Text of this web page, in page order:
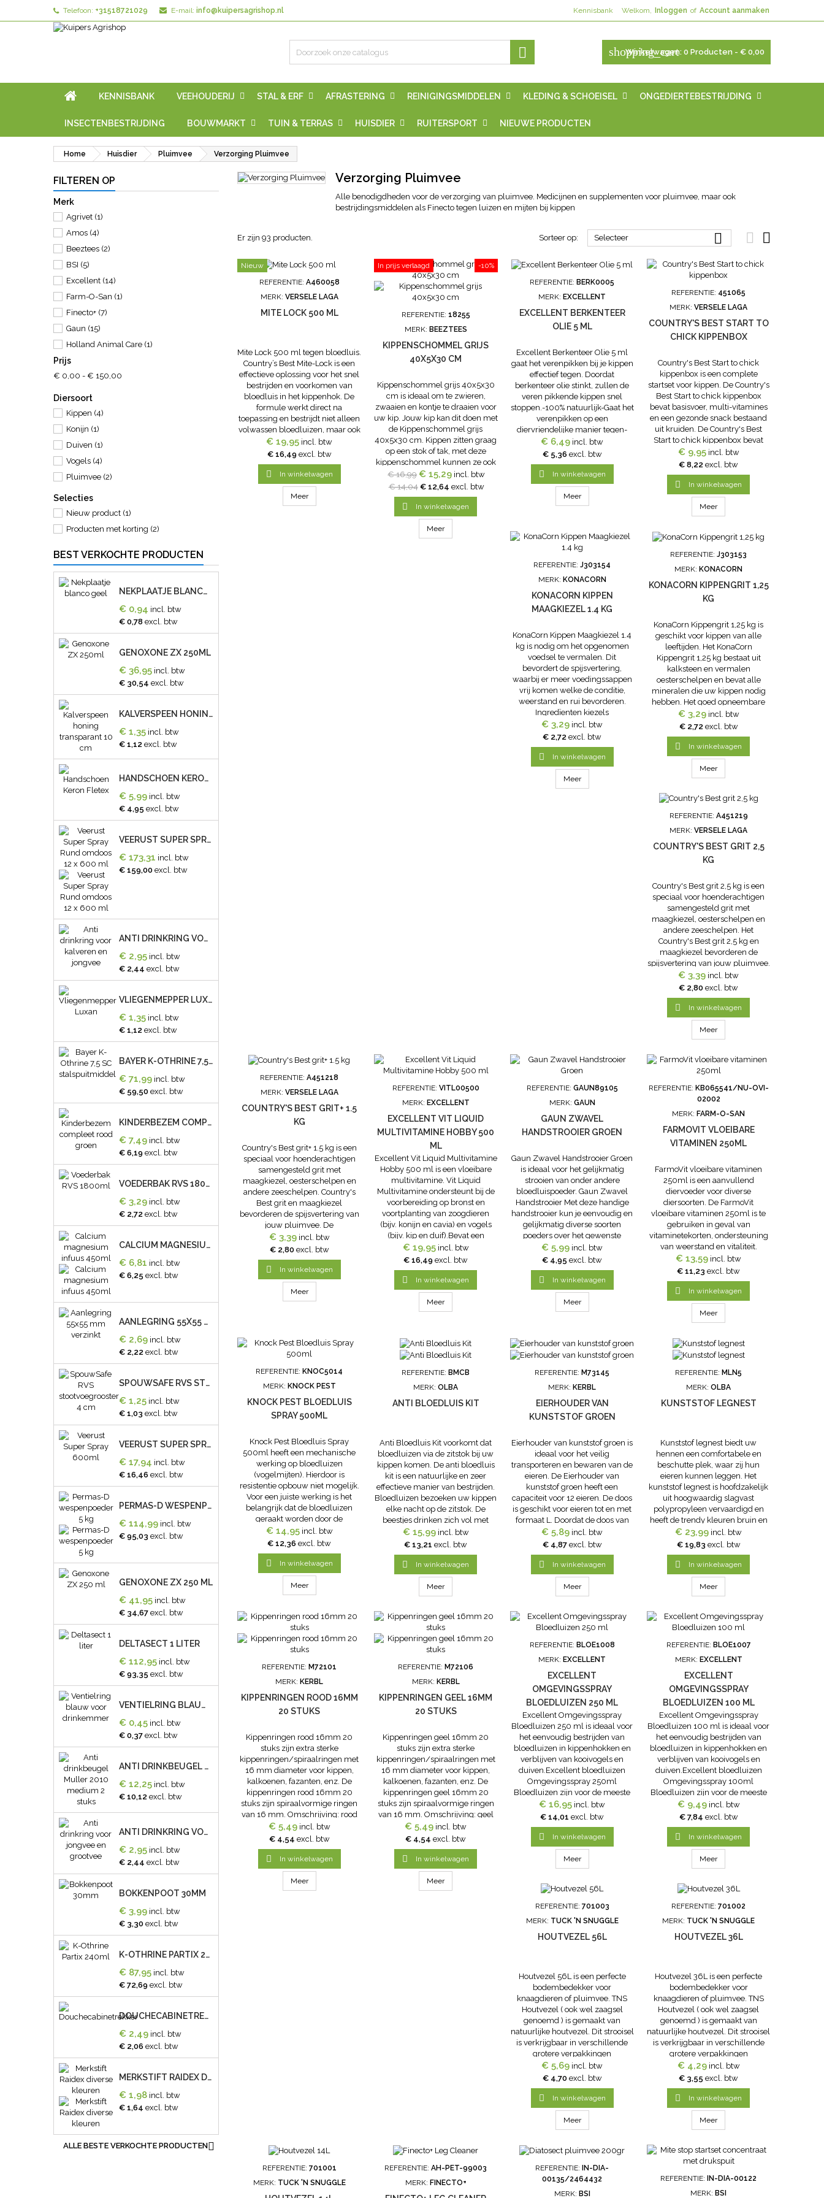
Telefoon: +31518721029 E-mail: info@kuipersagrishop.nl Welkom, Inloggen of Account aanmaken
Kennisbank
shopping_cart
Winkelwagen: 0 Producten - € 0,00

KENNISBANK VEEHOUDERIJ STAL & ERF AFRASTERING REINIGINGSMIDDELEN KLEDING & SCHOEISEL ONGEDIERTEBESTRIJDING
INSECTENBESTRIJDING BOUWMARKT TUIN & TERRAS HUISDIER RUITERSPORT NIEUWE PRODUCTEN
Home Huisdier Pluimvee Verzorging Pluimvee
FILTEREN OP
Merk
Agrivet (1)
Amos (4)
Beeztees (2)
BSI (5)
Excellent (14)
Farm-O-San (1)
Finecto+ (7)
Gaun (15)
Holland Animal Care (1)
Kerbl
Knock Pest(2)
Konacorn
Olba
Philips(5)
Tuck 'n Snuggle
Versele Laga
Prijs
€ 0,00 - € 150,00
Diersoort
Kippen (4)
Konijn (1)
Duiven (1)
Vogels (4)
Pluimvee (2)
Selecties
Nieuw product (1)
Producten met korting (2)
BEST VERKOCHTE PRODUCTEN
NEKPLAATJE BLANCO GEEL
€ 0,94 incl. btw
€ 0,78 excl. btw
GENOXONE ZX 250ML
€ 36,95 incl. btw
€ 30,54 excl. btw
KALVERSPEEN HONING TRANSPARANT 10 CM
€ 1,35 incl. btw
€ 1,12 excl. btw
HANDSCHOEN KERON FLETEX
€ 5,99 incl. btw
€ 4,95 excl. btw
VEERUST SUPER SPRAY RUND OMDOOS 12 X 600 ML
€ 173,31 incl. btw
€ 159,00 excl. btw
ANTI DRINKRING VOOR KALVEREN EN JONGVEE
€ 2,95 incl. btw
€ 2,44 excl. btw
VLIEGENMEPPER LUXAN
€ 1,35 incl. btw
€ 1,12 excl. btw
BAYER K-OTHRINE 7,5 SC STALSPUITMIDDEL
€ 71,99 incl. btw
€ 59,50 excl. btw
KINDERBEZEM COMPLEET ROOD GROEN
€ 7,49 incl. btw
€ 6,19 excl. btw
VOEDERBAK RVS 1800ML
€ 3,29 incl. btw
€ 2,72 excl. btw
CALCIUM MAGNESIUM INFUUS 450ML
€ 6,81 incl. btw
€ 6,25 excl. btw
AANLEGRING 55X55 MM VERZINKT
€ 2,69 incl. btw
€ 2,22 excl. btw
SPOUWSAFE RVS STOOTVOEGROOSTER 4 CM
€ 1,25 incl. btw
€ 1,03 excl. btw
VEERUST SUPER SPRAY 600ML
€ 17,94 incl. btw
€ 16,46 excl. btw
PERMAS-D WESPENPOEDER 5 KG
€ 114,99 incl. btw
€ 95,03 excl. btw
GENOXONE ZX 250 ML
€ 41,95 incl. btw
€ 34,67 excl. btw
DELTASECT 1 LITER
€ 112,95 incl. btw
€ 93,35 excl. btw
VENTIELRING BLAUW VOOR DRINKEMMER
€ 0,45 incl. btw
€ 0,37 excl. btw
ANTI DRINKBEUGEL MULLER 2010 MEDIUM 2 STUKS
€ 12,25 incl. btw
€ 10,12 excl. btw
ANTI DRINKRING VOOR JONGVEE EN GROOTVEE
€ 2,95 incl. btw
€ 2,44 excl. btw
BOKKENPOOT 30MM
€ 3,99 incl. btw
€ 3,30 excl. btw
K-OTHRINE PARTIX 240ML
€ 87,95 incl. btw
€ 72,69 excl. btw
DOUCHECABINETREKKER
€ 2,49 incl. btw
€ 2,06 excl. btw
MERKSTIFT RAIDEX DIVERSE KLEUREN
€ 1,98 incl. btw
€ 1,64 excl. btw
ALLE BESTE VERKOCHTE PRODUCTEN
Verzorging Pluimvee
Alle benodigdheden voor de verzorging van pluimvee. Medicijnen en supplementen voor pluimvee, maar ook
bestrijdingsmiddelen als Finecto tegen luizen en mijten bij kippen
Er zijn 93 producten. Sorteer op: Selecteer   
Nieuw
REFERENTIE: A460058
MERK: VERSELE LAGA
MITE LOCK 500 ML
Mite Lock 500 ml tegen bloedluis.
Country’s Best Mite-Lock is een
effectieve oplossing voor het snel
bestrijden en voorkomen van
bloedluis in het kippenhok. De
formule werkt direct na
toepassing en bestrijdt niet alleen
volwassen bloedluizen, maar ook
de eitjes, waardoor de cyclus
wordt doorbroken zonder risico
op resistentie. Dankzij de
waterbasis met...
€ 19,95 incl. btw
€ 16,49 excl. btw
 In winkelwagen
Meer
-10%
In prijs verlaagd
REFERENTIE: 18255
MERK: BEEZTEES
KIPPENSCHOMMEL GRIJS
40X5X30 CM
Kippenschommel grijs 40x5x30
cm is ideaal om te zwieren,
zwaaien en kontje te draaien voor
uw kip. Jouw kip kan dit doen met
de Kippenschommel grijs
40x5x30 cm. Kippen zitten graag
op een stok of tak, met deze
kippenschommel kunnen ze ook
nog eens heerlijk heen en weer
zwieren. Zo kan jouw kip al
schommelend genieten van zijn
omgeving. Om de...
€ 16,99 € 15,29 incl. btw
€ 14,04 € 12,64 excl. btw
 In winkelwagen
Meer
REFERENTIE:BERK0005
MERK:EXCELLENT
EXCELLENT BERKENTEER
OLIE 5 ML
Excellent Berkenteer Olie 5 ml
gaat het verenpikken bij je kippen
effectief tegen. Doordat
berkenteer olie stinkt, zullen de
veren pikkende kippen snel
stoppen.-100% natuurlijk-Gaat het
verenpikken op een
diervriendelijke manier tegen-
Ook te gebruiken bij staartbijten-
Het
stinktBerkenteerolieBerkenteerolie
is goed in te zetten om
verenpikken tegen te...
€ 6,49 incl. btw
€ 5,36 excl. btw
 In winkelwagen
Meer
REFERENTIE: 451065
MERK:VERSELE LAGA
COUNTRY'S BEST START TO
CHICK KIPPENBOX
Country's Best Start to chick
kippenbox is een complete
startset voor kippen. De Country's
Best Start to chick kippenbox
bevat basisvoer, multi-vitamines
en een gezonde snack bestaand
uit kruiden. De Country's Best
Start to chick kippenbox bevat
voer voor 2 kippen voor 1 maand.
Kortom alles wat een kip nodig
heeft zit in deze kippenbox.
€ 9,95 incl. btw
€ 8,22 excl. btw
 In winkelwagen
Meer
REFERENTIE:J303154
MERK: KONACORN
KONACORN KIPPEN
MAAGKIEZEL 1.4 KG
KonaCorn Kippen Maagkiezel 1.4
kg is nodig om het opgenomen
voedsel te vermalen. Dit
bevordert de spijsvertering,
waarbij er meer voedingssappen
vrij komen welke de conditie,
weerstand en rui bevorderen.
Ingredïenten kiezels
€ 3,29 incl. btw
€ 2,72 excl. btw
 In winkelwagen
Meer
REFERENTIE:J303153
MERK:KONACORN
KONACORN KIPPENGRIT 1,25
KG
KonaCorn Kippengrit 1,25 kg is
geschikt voor kippen van alle
leeftijden. Het KonaCorn
Kippengrit 1,25 kg bestaat uit
kalksteen en vermalen
oesterschelpen en bevat alle
mineralen die uw kippen nodig
hebben. Het goed opneembare
organische calcium in konacorn
kippengrit draagt bij aan een
sterke eierschaal en een goed
beendergestel. Ingredïenten
zeeschelpen...
€ 3,29 incl. btw
€ 2,72 excl. btw
 In winkelwagen
Meer
REFERENTIE: A451219
MERK:VERSELE LAGA
COUNTRY'S BEST GRIT 2,5
KG
Country's Best grit 2,5 kg is een
speciaal voor hoenderachtigen
samengesteld grit met
maagkiezel, oesterschelpen en
andere zeeschelpen. Het
Country's Best grit 2,5 kg en
maagkiezel bevorderen de
spijsvertering van jouw pluimvee.
De oesterschelpen en
zeeschelpen verschaffen de
nodige mineralen voor de
vorming van de eierschaal en het
beendergestel. Aan het...
€ 3,39 incl. btw
€ 2,80 excl. btw
 In winkelwagen
Meer
REFERENTIE:A451218
MERK: VERSELE LAGA
COUNTRY'S BEST GRIT+ 1.5
KG
Country's Best grit+ 1.5 kg is een
speciaal voor hoenderachtigen
samengesteld grit met
maagkiezel, oesterschelpen en
andere zeeschelpen. Country's
Best grit en maagkiezel
bevorderen de spijsvertering van
jouw pluimvee. De
oesterschelpen en zeeschelpen
verschaffen de nodige mineralen
voor de vorming van de
eierschaal en het beendergestel.
Aan het grit is...
€ 3,39 incl. btw
€ 2,80 excl. btw
 In winkelwagen
Meer
REFERENTIE: VITL00500
MERK: EXCELLENT
EXCELLENT VIT LIQUID
MULTIVITAMINE HOBBY 500
ML
Excellent Vit Liquid Multivitamine
Hobby 500 ml is een vloeibare
multivitamine. Vit Liquid
Multivitamine ondersteunt bij de
voorbereiding op bronst en
voortplanting van zoogdieren
(bijv. konijn en cavia) en vogels
(bijv. kip en duif).Bevat een
combinatie van: vit. A, D3,
niacinamide, vit. E, D-panthenol,
vit. K3, B6, B1, B2, foliumzuur en
vit. B12....
€ 19,95 incl. btw
€ 16,49 excl. btw
 In winkelwagen
Meer
REFERENTIE: GAUN89105
MERK: GAUN
GAUN ZWAVEL
HANDSTROOIER GROEN
Gaun Zwavel Handstrooier Groen
is ideaal voor het gelijkmatig
strooien van onder andere
bloedluispoeder. Gaun Zwavel
Handstrooier Met deze handige
handstrooier kun je eenvoudig en
gelijkmatig diverse soorten
poeders over het gewenste
oppervlak strooien. Je kunt de
stooier onder andere gebruiken
voor: Het verdelen van bloedluis
poeder in kippenhokken...
€ 5,99 incl. btw
€ 4,95 excl. btw
 In winkelwagen
Meer
REFERENTIE: KB065541/NU-OVI-
02002
MERK: FARM-O-SAN
FARMOVIT VLOEIBARE
VITAMINEN 250ML
FarmoVit vloeibare vitaminen
250ml is een aanvullend
diervoeder voor diverse
diersoorten. De FarmoVit
vloeibare vitaminen 250ml is te
gebruiken in geval van
vitaminetekorten, ondersteuning
van weerstand en vitaliteit.
Toediening: oraal, via voer of
opgelost in melk of water,
gedurende 3 tot 5 dagen
achtereen. Dosering per dag: -
Siervogel: 0,5 ml-...
€ 13,59 incl. btw
€ 11,23 excl. btw
 In winkelwagen
Meer
REFERENTIE: KNOC5014
MERK: KNOCK PEST
KNOCK PEST BLOEDLUIS
SPRAY 500ML
Knock Pest Bloedluis Spray
500ml heeft een mechanische
werking op bloedluizen
(vogelmijten). Hierdoor is
resistentie opbouw niet mogelijk.
Voor een juiste werking is het
belangrijk dat de bloedluizen
geraakt worden door de
spuitvloeistof. Knock Pest
Bloedluis Spray is een eenvoudig
met water te verdunnen
concentraat. Na een bespuiting
drogen de...
€ 14,95 incl. btw
€ 12,36 excl. btw
 In winkelwagen
Meer
REFERENTIE:BMCB
MERK:OLBA
ANTI BLOEDLUIS KIT
Anti Bloedluis Kit voorkomt dat
bloedluizen via de zitstok bij uw
kippen komen. De anti bloedluis
kit is een natuurlijke en zeer
effectieve manier van bestrijden.
Bloedluizen bezoeken uw kippen
elke nacht op de zitstok. De
beestjes drinken zich vol met
bloed en gaan terug naar hun
schuilplaats. De gevolgen voor
uw pluimvee zijn groot. Zo
kunnen uw kippen...
€ 15,99 incl. btw
€ 13,21 excl. btw
 In winkelwagen
Meer
REFERENTIE:M73145
MERK:KERBL
EIERHOUDER VAN
KUNSTSTOF GROEN
Eierhouder van kunststof groen is
ideaal voor het veilig
transporteren en bewaren van de
eieren. De Eierhouder van
kunststof groen heeft een
capaciteit voor 12 eieren. De doos
is geschikt voor eieren tot en met
formaat L. Doordat de doos van
plastic is in plaats van karton zijn
de eieren beter beschermt en de
verpakking is herbruikbaar.
€ 5,89 incl. btw
€ 4,87 excl. btw
 In winkelwagen
Meer
REFERENTIE:MLN5
MERK:OLBA
KUNSTSTOF LEGNEST
Kunststof legnest biedt uw
hennen een comfortabele en
beschutte plek, waar zij hun
eieren kunnen leggen. Het
kunststof legnest is hoofdzakelijk
uit hoogwaardig slagvast
polypropyleen vervaardigd en
heeft de trendy kleuren bruin en
lime groen. Door het materiaal en
vorm is het nest eenvoudig
schoon te maken. De hoogte van
de rand en de vorm van het
nest,...
€ 23,99 incl. btw
€ 19,83 excl. btw
 In winkelwagen
Meer
REFERENTIE:M72101
MERK:KERBL
KIPPENRINGEN ROOD 16MM
20 STUKS
Kippenringen rood 16mm 20
stuks zijn extra sterke
kippenringen/spiraalringen met
16 mm diameter voor kippen,
kalkoenen, fazanten, enz. De
kippenringen rood 16mm 20
stuks zijn spiraalvormige ringen
van 16 mm. Omschrijving: rood
20 stuks verpakking
Spiraalvormige ringen 16 mm
voor kippen, kalkoenen, fazanten,
enz. 3 x gedraaid EXTRA STERK
€ 5,49 incl. btw
€ 4,54 excl. btw
 In winkelwagen
Meer
REFERENTIE:M72106
MERK: KERBL
KIPPENRINGEN GEEL 16MM
20 STUKS
Kippenringen geel 16mm 20
stuks zijn extra sterke
kippenringen/spiraalringen met
16 mm diameter voor kippen,
kalkoenen, fazanten, enz. De
kippenringen geel 16mm 20
stuks zijn spiraalvormige ringen
van 16 mm. Omschrijving: geel
20 stuks verpakking
Spiraalvormige ringen 16 mm
voor kippen, kalkoenen, fazanten,
enz. 3 x gedraaid EXTRA STERK
€ 5,49 incl. btw
€ 4,54 excl. btw
 In winkelwagen
Meer
REFERENTIE: BLOE1008
MERK:EXCELLENT
EXCELLENT
OMGEVINGSSPRAY
BLOEDLUIZEN 250 ML
Excellent Omgevingsspray
Bloedluizen 250 ml is ideaal voor
het eenvoudig bestrijden van
bloedluizen in kippenhokken en
verblijven van kooivogels en
duiven.Excellent bloedluizen
Omgevingsspray 250ml
Bloedluizen zijn voor de meeste
hobbykippenhouders helaas een
bekend probleem. Overdag
verstoppen ze zich in naden en
kieren, om ’s avonds tevoorschijn
te...
€ 16,95 incl. btw
€ 14,01 excl. btw
 In winkelwagen
Meer
REFERENTIE: BLOE1007
MERK: EXCELLENT
EXCELLENT
OMGEVINGSSPRAY
BLOEDLUIZEN 100 ML
Excellent Omgevingsspray
Bloedluizen 100 ml is ideaal voor
het eenvoudig bestrijden van
bloedluizen in kippenhokken en
verblijven van kooivogels en
duiven.Excellent bloedluizen
Omgevingsspray 100ml
Bloedluizen zijn voor de meeste
hobbykippenhouders helaas een
bekend probleem. Overdag
verstoppen ze zich in naden en
kieren, om ’s avonds tevoorschijn
te...
€ 9,49 incl. btw
€ 7,84 excl. btw
 In winkelwagen
Meer
REFERENTIE: 701003
MERK: TUCK 'N SNUGGLE
HOUTVEZEL 56L
Houtvezel 56L is een perfecte
bodembedekker voor
knaagdieren of pluimvee. TNS
Houtvezel ( ook wel zaagsel
genoemd ) is gemaakt van
natuurlijke houtvezel. Dit strooisel
is verkrijgbaar in verschillende
grotere verpakkingen
€ 5,69 incl. btw
€ 4,70 excl. btw
 In winkelwagen
Meer
REFERENTIE:701002
MERK: TUCK 'N SNUGGLE
HOUTVEZEL 36L
Houtvezel 36L is een perfecte
bodembedekker voor
knaagdieren of pluimvee. TNS
Houtvezel ( ook wel zaagsel
genoemd ) is gemaakt van
natuurlijke houtvezel. Dit strooisel
is verkrijgbaar in verschillende
grotere verpakkingen
€ 4,29 incl. btw
€ 3,55 excl. btw
 In winkelwagen
Meer
REFERENTIE: 701001
MERK: TUCK 'N SNUGGLE
REFERENTIE:AH-PET-99003
MERK: FINECTO+
REFERENTIE:IN-DIA-
00135/2464432
MERK: BSI
REFERENTIE:
IN-DIA-00122
MERK: BSI